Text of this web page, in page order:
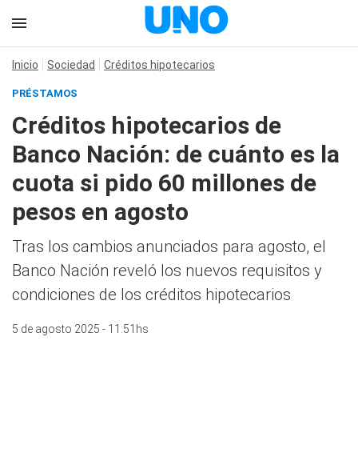
Inicio Sociedad Créditos hipotecarios
PRÉSTAMOS
Créditos hipotecarios de
Banco Nación: de cuánto es la
cuota si pido 60 millones de
pesos en agosto
Tras los cambios anunciados para agosto, el
Banco Nación reveló los nuevos requisitos y
condiciones de los créditos hipotecarios
5 de agosto 2025 - 11:51hs